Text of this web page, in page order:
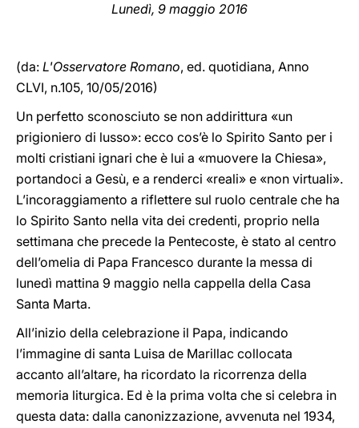
Lunedì, 9 maggio 2016
(da: L'Osservatore Romano, ed. quotidiana, Anno
CLVI, n.105, 10/05/2016)
Un perfetto sconosciuto se non addirittura «un
prigioniero di lusso»: ecco cos’è lo Spirito Santo per i
molti cristiani ignari che è lui a «muovere la Chiesa»,
portandoci a Gesù, e a renderci «reali» e «non virtuali».
L’incoraggiamento a riflettere sul ruolo centrale che ha
lo Spirito Santo nella vita dei credenti, proprio nella
settimana che precede la Pentecoste, è stato al centro
dell’omelia di Papa Francesco durante la messa di
lunedì mattina 9 maggio nella cappella della Casa
Santa Marta.
All’inizio della celebrazione il Papa, indicando
l’immagine di santa Luisa de Marillac collocata
accanto all’altare, ha ricordato la ricorrenza della
memoria liturgica. Ed è la prima volta che si celebra in
questa data: dalla canonizzazione, avvenuta nel 1934,